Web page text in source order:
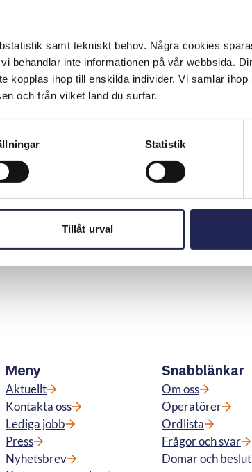
samt tekniskt behov. Några cookies
behandlar inte informationen på vår webbsida.
kopplas ihop till enskilda individer. Vi samlar
och från vilket land du surfar.
Statistik
Tillåt urval
make tog samtalet i hennes ställe.
ingicks i stället ett nytt avtal med en
avtal hade ingåtts överhuvudtaget då
inte heller att någon bindningstid hade
förlängdes med två år i
av samtalet framgår att konsumenten var
kontaktade operatören.
om och samtyckt till det. Nämnden
Skriv ut sidan
Meny
Aktuellt
Kontakta oss
Lediga jobb
Press
Nyhetsbrev
Snabblänkar
Om oss
Operatörer
Ordlista
Frågor och svar
Domar och beslut